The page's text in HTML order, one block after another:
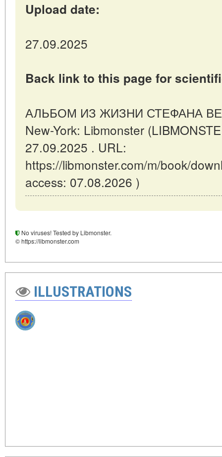
Upload date:
27.09.2025
Back link to this page for
АЛЬБОМ ИЗ ЖИЗНИ СТЕФАНА
New-York: Libmonster
27.09.2025 . URL:
https://libmonster.com/m/book/
access: 07.08.2026 )
No viruses! Tested by Libmonster.
© https://libmonster.com
ILLUSTRATIONS